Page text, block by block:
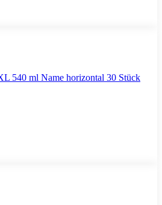
540 ml Name horizontal 30 Stück